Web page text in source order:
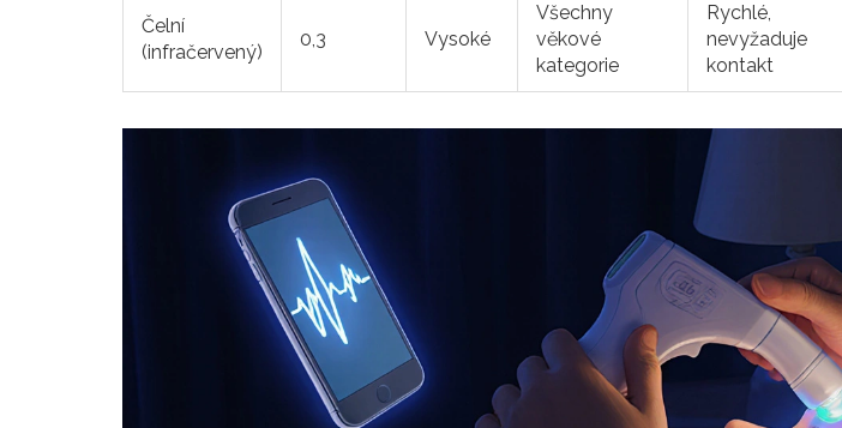
Čelní
(infračervený)
0,3 Vysoké
Všechny
věkové
kategorie
Rychlé,
nevyžaduje
kontakt